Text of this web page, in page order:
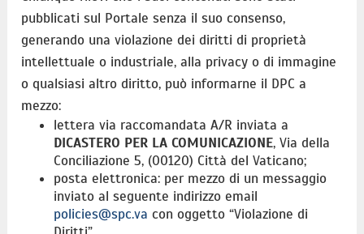
pubblicati sul Portale senza il suo consenso,
generando una violazione dei diritti di proprietà
intellettuale o industriale, alla privacy o di immagine
o qualsiasi altro diritto, può informarne il DPC a
mezzo:
lettera via raccomandata A/R inviata a
DICASTERO PER LA COMUNICAZIONE, Via della
Conciliazione 5, (00120) Città del Vaticano;
posta elettronica: per mezzo di un messaggio
inviato al seguente indirizzo email
policies@spc.va con oggetto “Violazione di